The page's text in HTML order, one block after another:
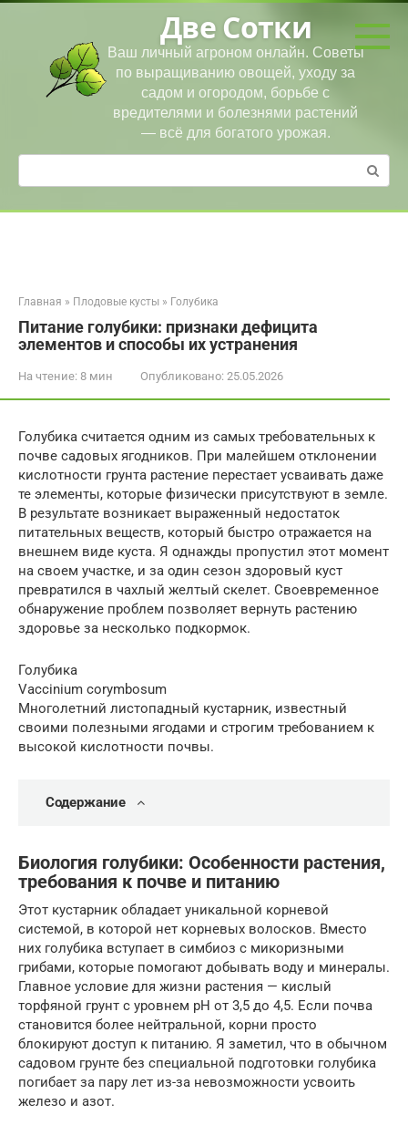
Перейти
Две Сотки
Ваш личный агроном онлайн. Советы
по выращиванию овощей, уходу за
садом и огородом, борьбе с
вредителями и болезнями растений
— всё для богатого урожая.
Поиск:
Главная » Плодовые кусты » Голубика
Питание голубики: признаки дефицита
элементов и способы их устранения
На чтение: 8 мин Опубликовано: 25.05.2026
Голубика считается одним из самых требовательных к
почве садовых ягодников. При малейшем отклонении
кислотности грунта растение перестает усваивать даже
те элементы, которые физически присутствуют в земле.
В результате возникает выраженный недостаток
питательных веществ, который быстро отражается на
внешнем виде куста. Я однажды пропустил этот момент
на своем участке, и за один сезон здоровый куст
превратился в чахлый желтый скелет. Своевременное
обнаружение проблем позволяет вернуть растению
здоровье за несколько подкормок.
Голубика
Vaccinium corymbosum
Многолетний листопадный кустарник, известный
своими полезными ягодами и строгим требованием к
высокой кислотности почвы.
Содержание
Биология голубики: Особенности растения,
требования к почве и питанию
Этот кустарник обладает уникальной корневой
системой, в которой нет корневых волосков. Вместо
них голубика вступает в симбиоз с микоризными
грибами, которые помогают добывать воду и минералы.
Главное условие для жизни растения — кислый
торфяной грунт с уровнем pH от 3,5 до 4,5. Если почва
становится более нейтральной, корни просто
блокируют доступ к питанию. Я заметил, что в обычном
садовом грунте без специальной подготовки голубика
погибает за пару лет из-за невозможности усвоить
железо и азот.